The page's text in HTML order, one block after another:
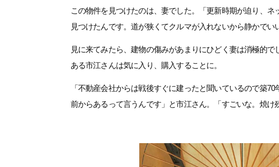
この物件を見つけたのは、妻でした。「更新時期が迫り、
見つけたんです。道が狭くてクルマが入れないから静かでい
見に来てみたら、建物の傷みがあまりにひどく妻は消極的
ある市江さんは気に入り、購入することに。
「不動産会社からは戦後すぐに建ったと聞いているので築
前からあるって言うんです」と市江さん。「すごいな。焼け